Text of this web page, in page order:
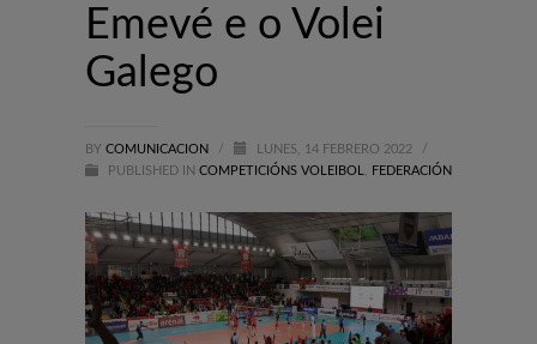
Emevé e o Volei
Galego
BY COMUNICACION / LUNES, 14 FEBRERO 2022
/
PUBLISHED IN COMPETICIÓNS VOLEIBOL FEDERACIÓN